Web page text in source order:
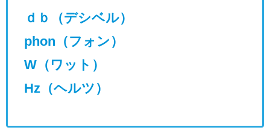
ｄｂ（デシベル）
phon（フォン）
W（ワット）
Hz（ヘルツ）